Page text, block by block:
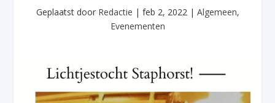
Geplaatst door Redactie | feb 2, 2022| Algemeen,
Evenementen